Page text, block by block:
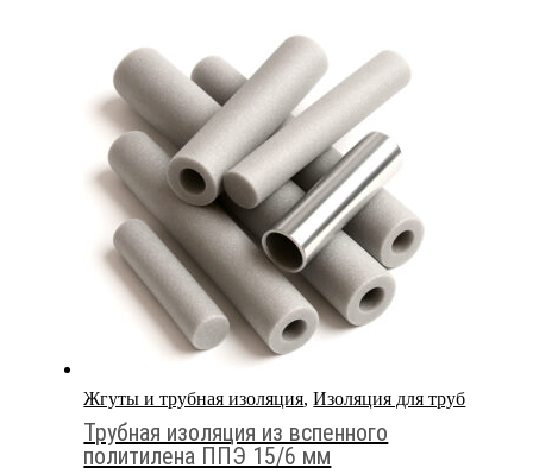
Жгуты и трубная изоляция,Изоляция для труб
Трубная изоляция из вспенного
политилена ППЭ 15/6 мм